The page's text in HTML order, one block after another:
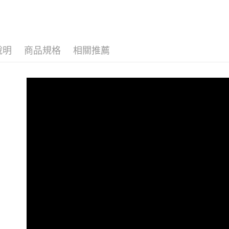
明 商品規格 相關推薦